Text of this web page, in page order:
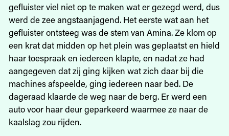
gefluister viel niet op te maken wat er gezegd werd, dus
werd de zee angstaanjagend. Het eerste wat aan het
gefluister ontsteeg was de stem van Amina. Ze klom op
een krat dat midden op het plein was geplaatst en hield
haar toespraak en iedereen klapte, en nadat ze had
aangegeven dat zij ging kijken wat zich daar bij die
machines afspeelde, ging iedereen naar bed. De
dageraad klaarde de weg naar de berg. Er werd een
auto voor haar deur geparkeerd waarmee ze naar de
kaalslag zou rijden.